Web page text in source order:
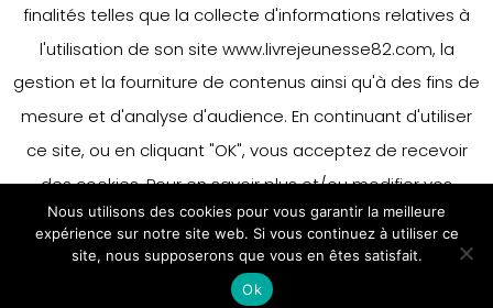
You must belogged into post a
comment.
finalités telles que la collecte d'informations relatives à
l'utilisation de son site www.livrejeunesse82.com, la
gestion et la fourniture de contenus ainsi qu'à des fins de
mesure et d'analyse d'audience. En continuant d'utiliser
ce site, ou en cliquant "OK", vous acceptez de recevoir
des cookies. Pour en savoir plus et/ou modifier vos
préférences en matière de cookies, merci de vous référer
à notre politique sur les cookies.
Accepter
En savoir plus
Nous utilisons des cookies pour vous garantir la meilleure
expérience sur notre site web. Si vous continuez à utiliser ce
site, nous supposerons que vous en êtes satisfait.
Ok